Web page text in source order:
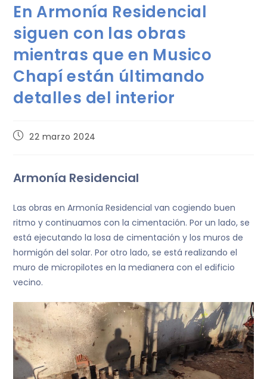
En Armonía Residencial
siguen con las obras
mientras que en Musico
Chapí están últimando
detalles del interior
22 marzo 2024
Armonía Residencial
Las obras en Armonía Residencial van cogiendo buen
ritmo y continuamos con la cimentación. Por un lado, se
está ejecutando la losa de cimentación y los muros de
hormigón del solar. Por otro lado, se está realizando el
muro de micropilotes en la medianera con el edificio
vecino.